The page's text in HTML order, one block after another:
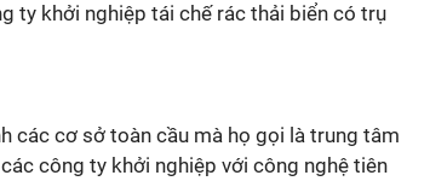
ty khởi nghiệp tái chế rác thải biển có trụ
các cơ sở toàn cầu mà họ gọi là trung tâm
công ty khởi nghiệp với công nghệ tiên